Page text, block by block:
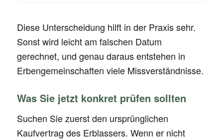
Diese Unterscheidung hilft in der Praxis sehr.
Sonst wird leicht am falschen Datum
gerechnet, und genau daraus entstehen in
Erbengemeinschaften viele Missverständnisse.
Was Sie jetzt konkret prüfen sollten
Suchen Sie zuerst den ursprünglichen
Kaufvertrag des Erblassers. Wenn er nicht